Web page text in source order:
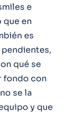
e
que en
es
qué se
fondo con
se la
y que